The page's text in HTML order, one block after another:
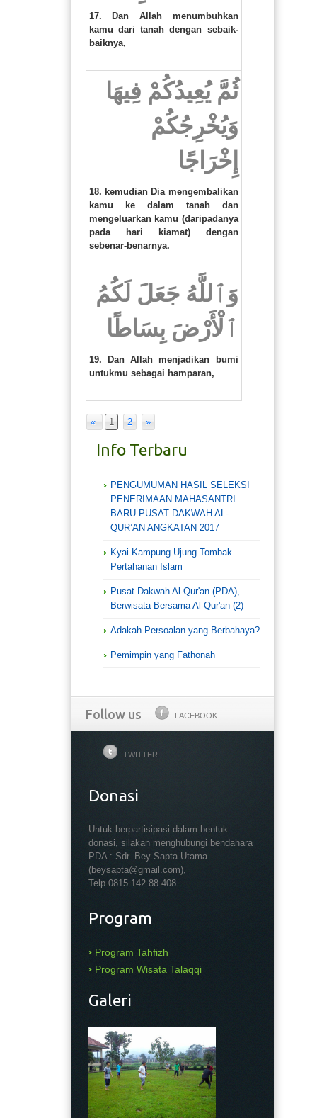
17. Dan Allah menumbuhkan
kamu dari tanah dengan sebaik-
baiknya,
ثُمَّ يُعِيدُكُمْ فِيهَا
وَيُخْرِجُكُمْ
إِخْرَاجًا
18. kemudian Dia mengembalikan
kamu ke dalam tanah dan
mengeluarkan kamu (daripadanya
pada hari kiamat) dengan
sebenar-benarnya.
وَٱللَّهُ جَعَلَ لَكُمُ
ٱلْأَرْضَ بِسَاطًا
19. Dan Allah menjadikan bumi
untukmu sebagai hamparan,
« 1 2 »
Info Terbaru
PENGUMUMAN HASIL SELEKSI
PENERIMAAN MAHASANTRI
BARU PUSAT DAKWAH AL-
QUR’AN ANGKATAN 2017
Kyai Kampung Ujung Tombak
Pertahanan Islam
Pusat Dakwah Al-Qur'an (PDA),
Berwisata Bersama Al-Qur'an (2)
Adakah Persoalan yang Berbahaya?
Pemimpin yang Fathonah
Follow us FACEBOOK
TWITTER
Donasi
Untuk berpartisipasi dalam bentuk
donasi, silakan menghubungi bendahara
PDA : Sdr. Bey Sapta Utama
(beysapta@gmail.com),
Telp.0815.142.88.408
Program
Program Tahfizh
Program Wisata Talaqqi
Galeri